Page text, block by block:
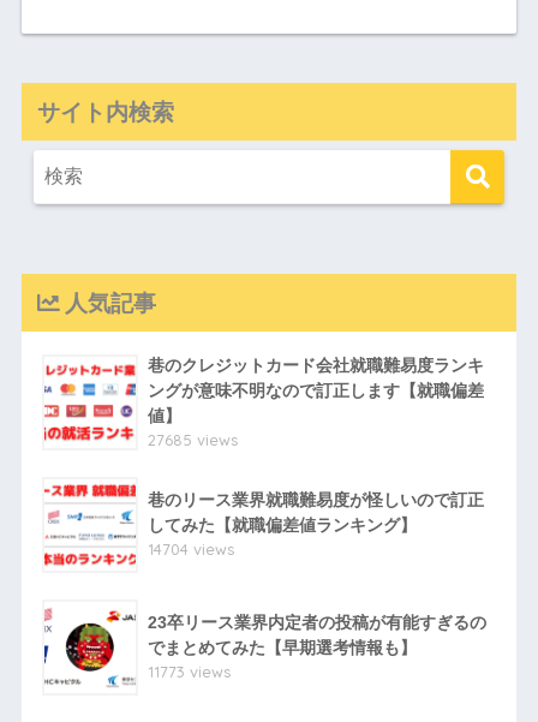
サイト内検索
人気記事
巷のクレジットカード会社就職難易度ランキ
ングが意味不明なので訂正します【就職偏差
値】
27685 views
巷のリース業界就職難易度が怪しいので訂正
してみた【就職偏差値ランキング】
14704 views
23卒リース業界内定者の投稿が有能すぎるの
でまとめてみた【早期選考情報も】
11773 views